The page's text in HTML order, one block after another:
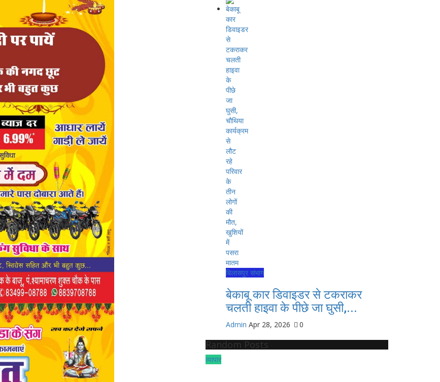
बिलासपुर संभाग
बेकाबू कार डिवाइडर से टकराकर
चलती हाइवा के पीछे जा घुसी,...
Admin Apr 28, 2026 0
Random Posts
व्यापार